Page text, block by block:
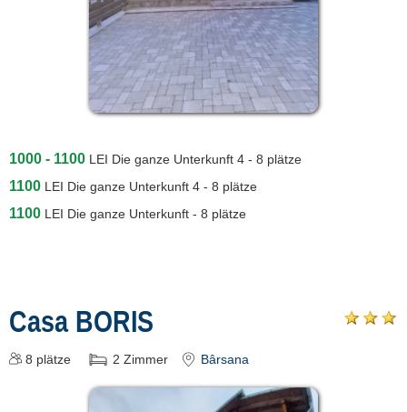
1000 - 1100 LEI Die ganze Unterkunft 4 - 8 plätze
1100 LEI Die ganze Unterkunft 4 - 8 plätze
1100 LEI Die ganze Unterkunft - 8 plätze
Casa BORIS
8 plätze 2 Zimmer Bârsana